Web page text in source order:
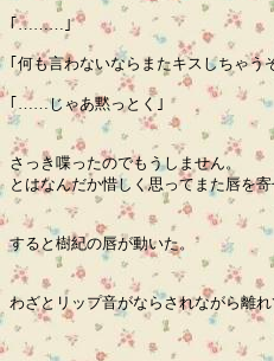
｢………｣
｢何も言わないならまたキスしちゃう
｢……じゃあ黙っとく｣
さっき喋ったのでもうしません。
とはなんだか惜しく思ってまた唇を寄
すると樹紀の唇が動いた。
わざとリップ音がならされながら離れ